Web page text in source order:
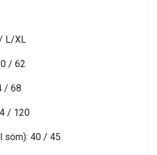
L/XL
/ 62
/ 68
/ 120
söm): 40 / 45